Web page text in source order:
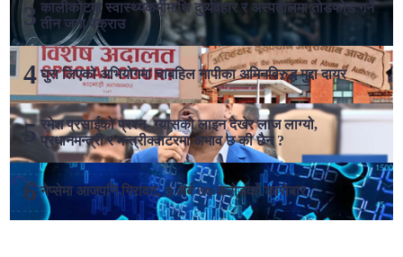
कालीकोटमा स्वास्थ्यकर्मीमाथि दुर्व्यवहार र अस्पतालमा तोडफोड गर्ने
तीन जना पक्राउ
घुस लिएको अभियोगमा चाबहिल नापीका अमिनविरुद्ध मुद्दा दायर
रमेश प्रसाईको प्रश्न- ग्यासको लाइन देखेर लाज लाग्यो,
प्रधानमन्त्री र मन्त्रीक्वाटरमा अभाव छ की छैन ?
नेप्सेमा आजपनि गिरावट, ३ अर्ब ७७ करोडको कारोबार